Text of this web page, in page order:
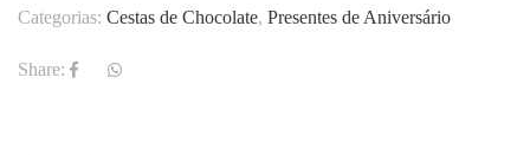
Categorias: Cestas de Chocolate, Presentes de Aniversário
Share: